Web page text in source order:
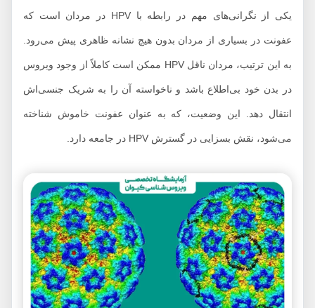
یکی از نگرانی‌های مهم در رابطه با HPV در مردان است که
عفونت در بسیاری از مردان بدون هیچ نشانه ظاهری پیش می‌رود.
به این ترتیب، مردان ناقل HPV ممکن است کاملاً از وجود ویروس
در بدن خود بی‌اطلاع باشد و ناخواسته آن را به شریک جنسی‌اش
انتقال دهد. این وضعیت، که به عنوان عفونت خاموش شناخته
می‌شود، نقش بسزایی در گسترش HPV در جامعه دارد.